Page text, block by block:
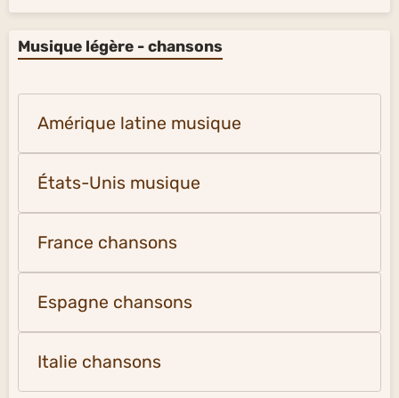
Musique légère - chansons
Amérique latine musique
États-Unis musique
France chansons
Espagne chansons
Italie chansons